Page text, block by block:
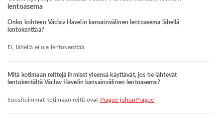
lentoasema
Onko kohteen Václav Havelin kansainvälinen lentoasema lähellä
lentokenttää?
Ei, lähellä ei ole lentokenttää.
Mitä kotimaan reittejä ihmiset yleensä käyttävät, jos he lähtevät
lentokentältä Václav Havelin kansainvälinen lentoasema?
Suosituimmat kotimaan reitit ovat Prague johonPrague